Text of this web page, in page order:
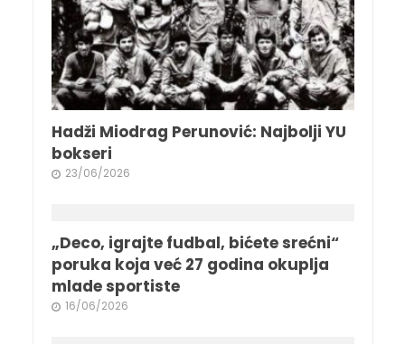
Hadži Miodrag Perunović: Najbolji YU
bokseri
23/06/2026
„Deco, igrajte fudbal, bićete srećni“
poruka koja već 27 godina okuplja
mlade sportiste
16/06/2026